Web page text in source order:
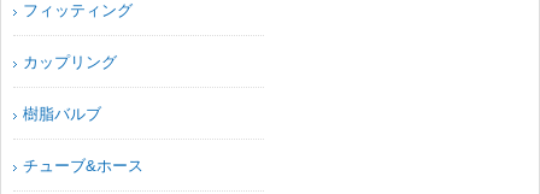
フィッティング
カップリング
樹脂バルブ
チューブ&ホース